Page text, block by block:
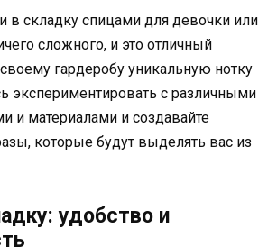
в складку спицами для девочки или
сложного, и это отличный
гардеробу уникальную нотку
экспериментировать с различными
и материалами и создавайте
которые будут выделять вас из
удобство и